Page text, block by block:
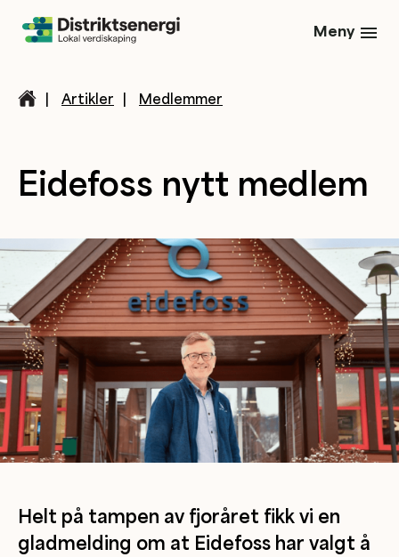
Meny
Artikler Medlemmer
Eidefoss nytt medlem
Helt på tampen av fjoråret fikk vi en
gladmelding om at Eidefoss har valgt å